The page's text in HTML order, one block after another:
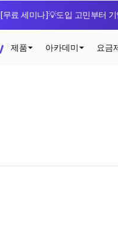
[무료 세미나]💡도입 고민부터
제품 아카데미 요금